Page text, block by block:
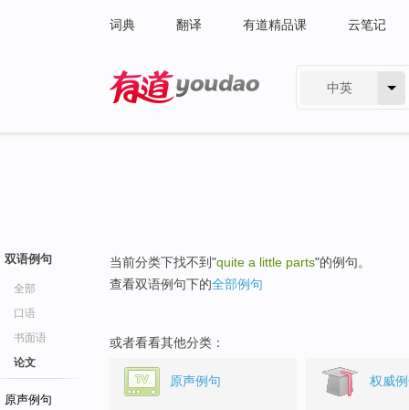
词典 翻译 有道精品课 云笔记
中英
双语例句
全部
口语
书面语
论文
原声例句
当前分类下找不到"quite a little parts"的例句。
查看双语例句下的全部例句
或者看看其他分类：
原声例句 权威